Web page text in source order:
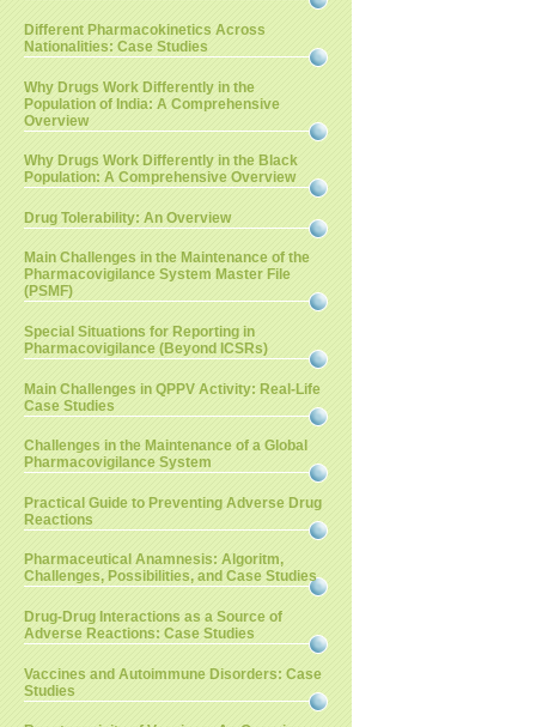
Different Pharmacokinetics Across
Nationalities: Case Studies
Why Drugs Work Differently in the
Population of India: A Comprehensive
Overview
Why Drugs Work Differently in the Black
Population: A Comprehensive Overview
Drug Tolerability: An Overview
Main Challenges in the Maintenance of the
Pharmacovigilance System Master File
(PSMF)
Special Situations for Reporting in
Pharmacovigilance (Beyond ICSRs)
Main Challenges in QPPV Activity: Real-Life
Case Studies
Challenges in the Maintenance of a Global
Pharmacovigilance System
Practical Guide to Preventing Adverse Drug
Reactions
Pharmaceutical Anamnesis: Algoritm,
Challenges, Possibilities, and Case Studies
Drug-Drug Interactions as a Source of
Adverse Reactions: Case Studies
Vaccines and Autoimmune Disorders: Case
Studies